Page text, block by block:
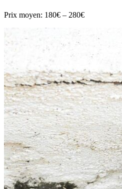
Prix moyen: 180€ – 280€